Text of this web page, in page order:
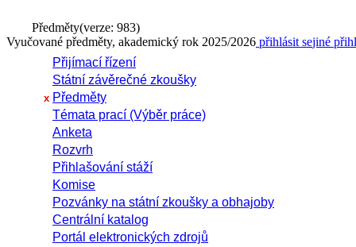
Předměty(verze: 983)
Vyučované předměty, akademický rok 2025/2026 přihlásit sejiné
Přijímací řízení
Státní závěrečné zkoušky
x Předměty
Témata prací (Výběr práce)
Anketa
Rozvrh
Přihlašování stáží
Komise
Pozvánky na státní zkoušky a obhajoby
Centrální katalog
Portál elektronických zdrojů